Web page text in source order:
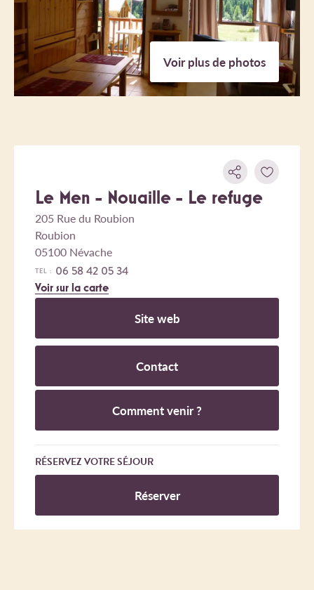
Voir plus de photos
Le Men - Nouaille - Le refuge
205 Rue du Roubion
Roubion
05100 Névache
TEL : 06 58 42 05 34
Voir sur la carte
Site web
Contact
Comment venir ?
RÉSERVEZ VOTRE SÉJOUR
Réserver